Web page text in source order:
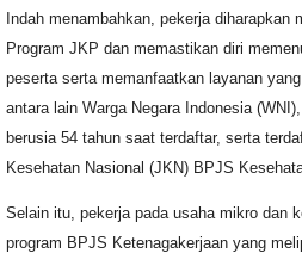
Indah menambahkan, pekerja diharapkan
Program JKP dan memastikan diri
peserta serta memanfaatkan layanan
antara lain Warga Negara Indonesia
berusia 54 tahun saat terdaftar, serta
Kesehatan Nasional (JKN) BPJS
Selain itu, pekerja pada usaha mikro dan
program BPJS Ketenagakerjaan yang